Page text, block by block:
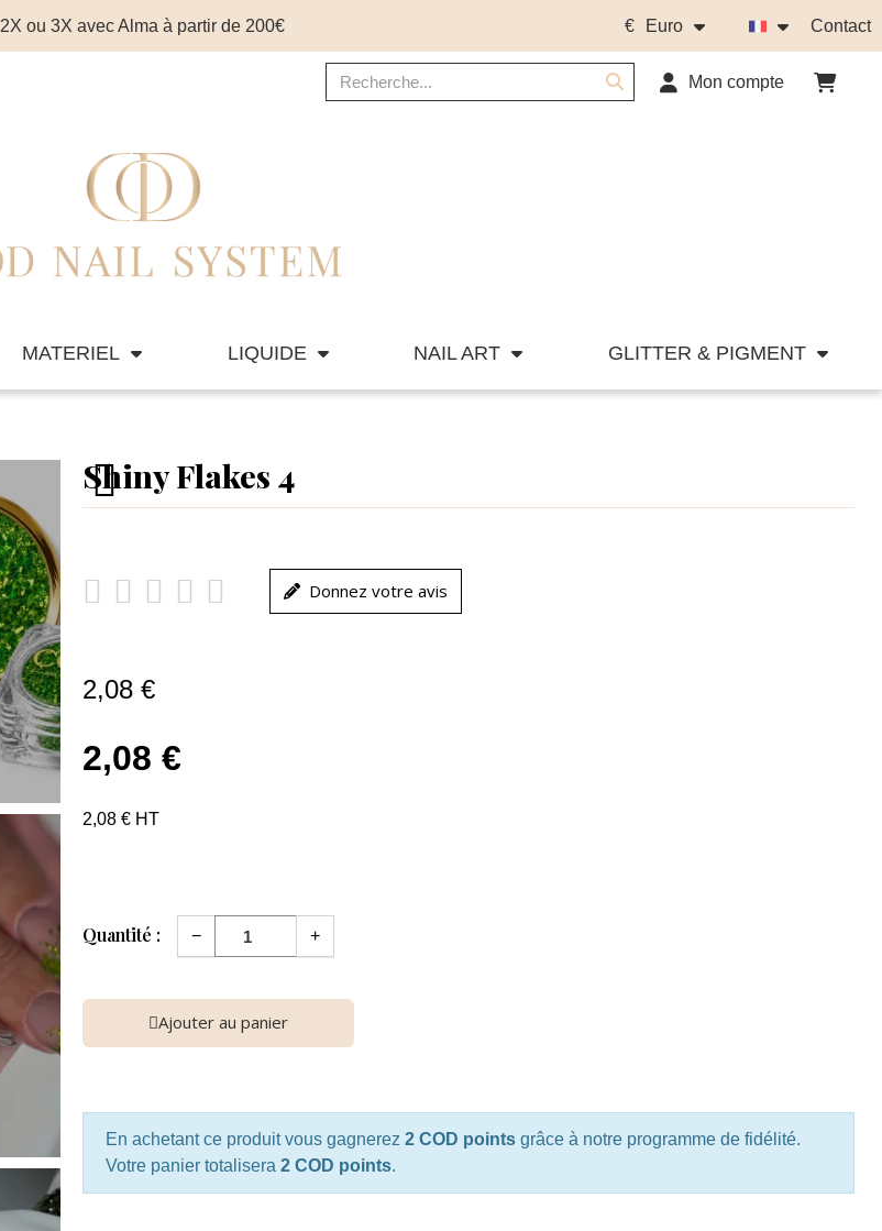
2X ou 3X avec Alma à partir de 200€ € Euro Contact
Mon compte
MATERIEL LIQUIDE NAIL ART GLITTER & PIGMENT
Shiny Flakes 4
     Donnez votre avis
2,08 €
2,08 €
2,08 € HT
Quantité : − +
Ajouter au panier
En achetant ce produit vous gagnerez 2 COD pointsgrâce à notre programme de fidélité.
Votre panier totalisera 2 COD points.